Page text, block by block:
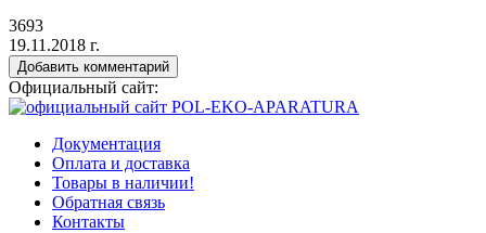
3693
19.11.2018 г.
Добавить комментарий
Официальный сайт:
Документация
Оплата и доставка
Товары в наличии!
Обратная связь
Контакты